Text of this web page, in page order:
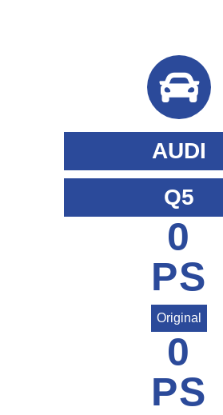
AUDI
Q5
0
PS
Original
0
PS